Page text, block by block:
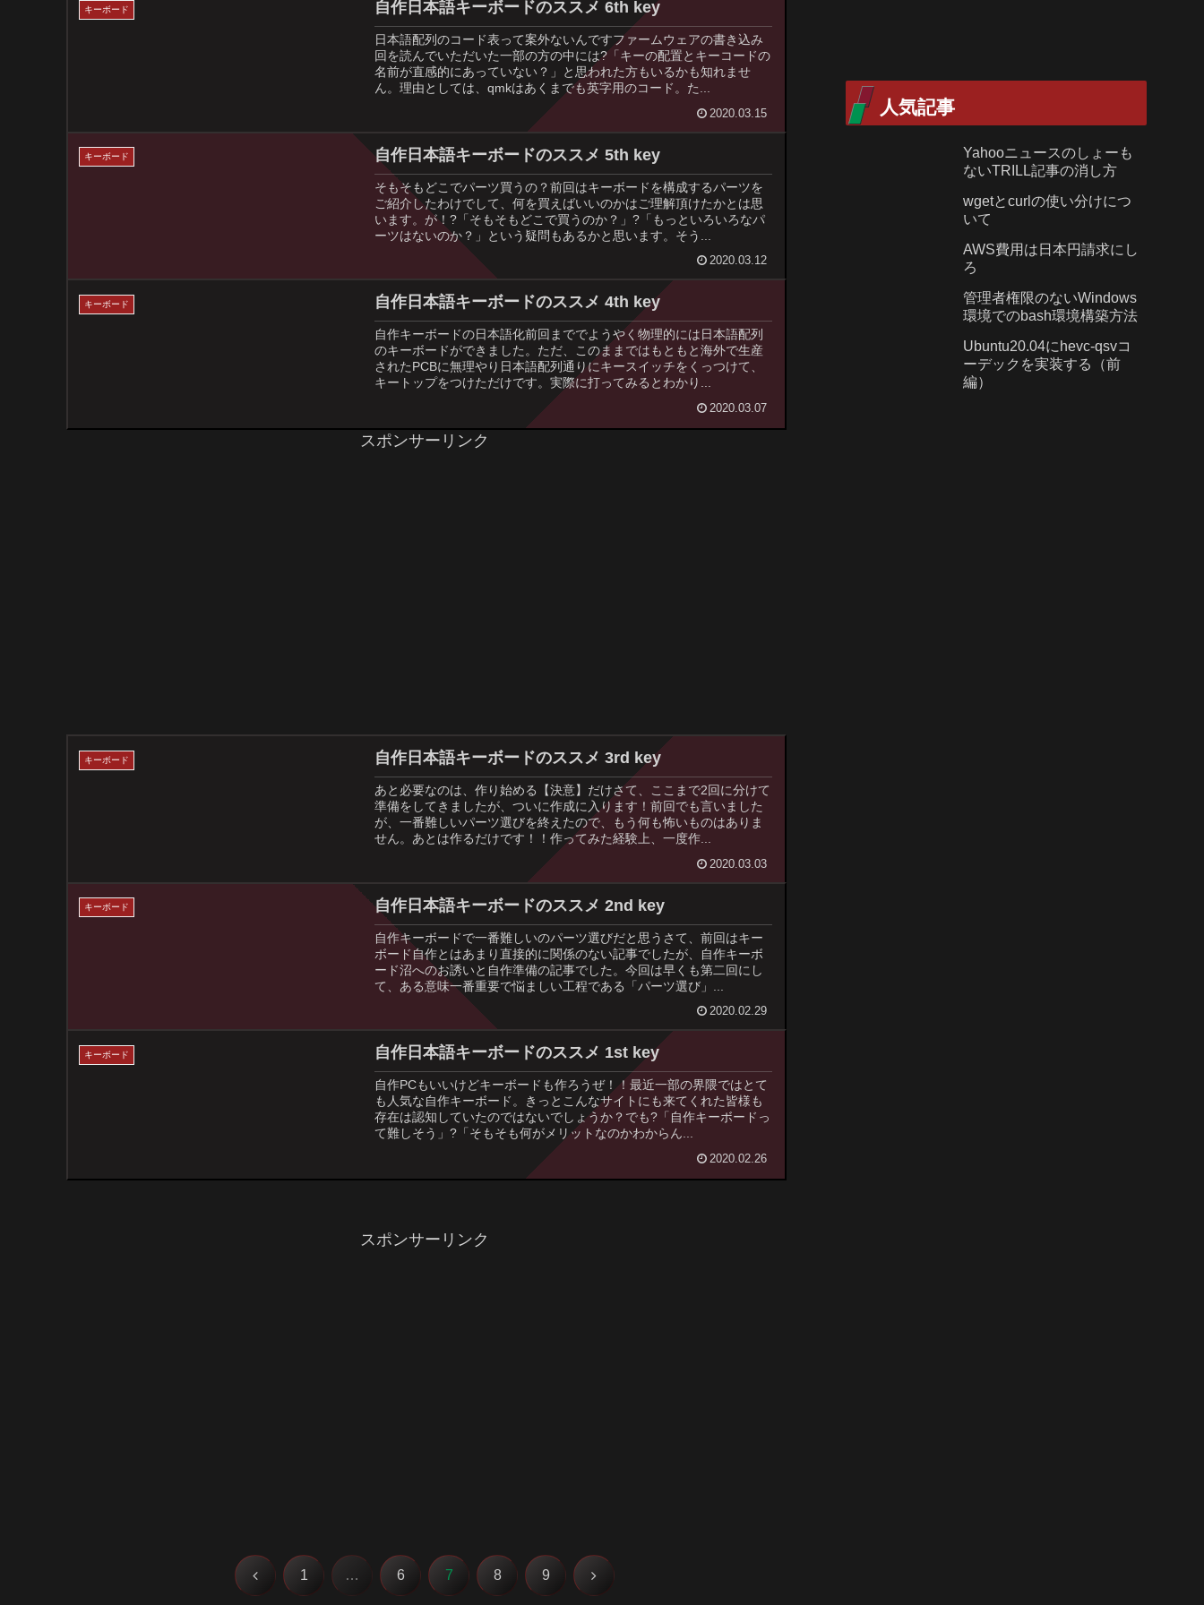
キーボード 自作日本語キーボードのススメ 6th key
日本語配列のコード表って案外ないんですファームウェアの書き込み
回を読んでいただいた一部の方の中には?「キーの配置とキーコードの
名前が直感的にあっていない？」と思われた方もいるかも知れませ
ん。理由としては、qmkはあくまでも英字用のコード。た...
2020.03.15
キーボード 自作日本語キーボードのススメ 5th key
そもそもどこでパーツ買うの？前回はキーボードを構成するパーツを
ご紹介したわけでして、何を買えばいいのかはご理解頂けたかとは思
います。が！?「そもそもどこで買うのか？」?「もっといろいろなパ
ーツはないのか？」という疑問もあるかと思います。そう...
2020.03.12
キーボード 自作日本語キーボードのススメ 4th key
自作キーボードの日本語化前回まででようやく物理的には日本語配列
のキーボードができました。ただ、このままではもともと海外で生産
されたPCBに無理やり日本語配列通りにキースイッチをくっつけて、
キートップをつけただけです。実際に打ってみるとわかり...
2020.03.07
スポンサーリンク
キーボード 自作日本語キーボードのススメ 3rd key
あと必要なのは、作り始める【決意】だけさて、ここまで2回に分けて
準備をしてきましたが、ついに作成に入ります！前回でも言いました
が、一番難しいパーツ選びを終えたので、もう何も怖いものはありま
せん。あとは作るだけです！！作ってみた経験上、一度作...
2020.03.03
キーボード 自作日本語キーボードのススメ 2nd key
自作キーボードで一番難しいのパーツ選びだと思うさて、前回はキー
ボード自作とはあまり直接的に関係のない記事でしたが、自作キーボ
ード沼へのお誘いと自作準備の記事でした。今回は早くも第二回にし
て、ある意味一番重要で悩ましい工程である「パーツ選び」...
2020.02.29
キーボード 自作日本語キーボードのススメ 1st key
自作PCもいいけどキーボードも作ろうぜ！！最近一部の界隈ではとて
も人気な自作キーボード。きっとこんなサイトにも来てくれた皆様も
存在は認知していたのではないでしょうか？でも?「自作キーボードっ
て難しそう」?「そもそも何がメリットなのかわからん...
2020.02.26
スポンサーリンク
前 1 … 6 7 8 9 次
人気記事
Yahooニュースのしょーも
ないTRILL記事の消し方
wgetとcurlの使い分けにつ
いて
AWS費用は日本円請求にし
ろ
管理者権限のないWindows
環境でのbash環境構築方法
Ubuntu20.04にhevc-qsvコ
ーデックを実装する（前
編）